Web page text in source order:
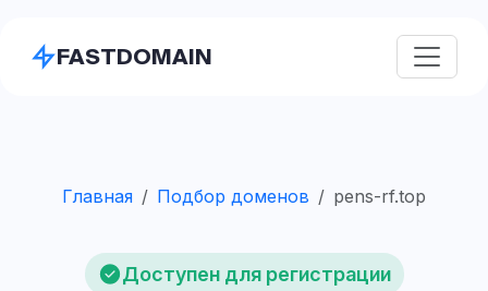
FASTDOMAIN
Главная Подбор доменов pens-rf.top
Доступен для регистрации